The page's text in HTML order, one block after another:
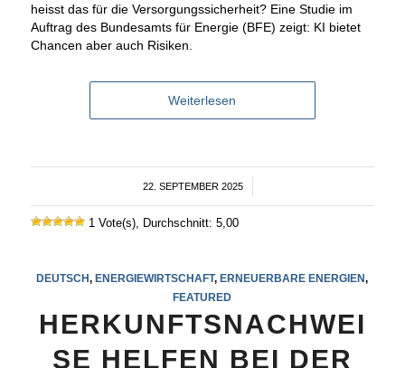
heisst das für die Versorgungssicherheit? Eine Studie im
Auftrag des Bundesamts für Energie (BFE) zeigt: KI bietet
Chancen aber auch Risiken.
Weiterlesen
22. SEPTEMBER 2025
/
1 Vote(s), Durchschnitt: 5,00
DEUTSCH ,ENERGIEWIRTSCHAFT,ERNEUERBARE ENERGIEN
FEATURED
HERKUNFTSNACHWEI
SE HELFEN BEI DER